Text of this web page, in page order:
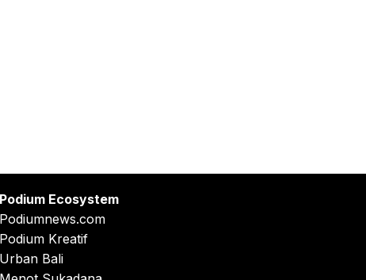
Podium Ecosystem
Podiumnews.com
Podium Kreatif
Urban Bali